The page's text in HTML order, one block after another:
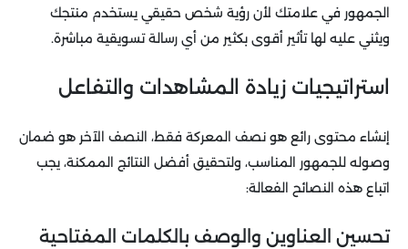
الجمهور في علامتك لأن رؤية شخص حقيقي يستخدم منتجك
ويثني عليه لها تأثير أقوى بكثير من أي رسالة تسويقية مباشرة.
استراتيجيات زيادة المشاهدات والتفاعل
إنشاء محتوى رائع هو نصف المعركة فقط، النصف الآخر هو ضمان
وصوله للجمهور المناسب، ولتحقيق أفضل النتائج الممكنة، يجب
اتباع هذه النصائح الفعالة:
تحسين العناوين والوصف بالكلمات المفتاحية